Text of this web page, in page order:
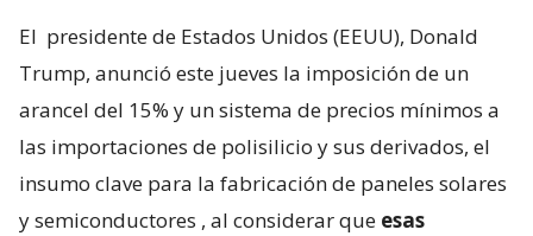
El presidente de Estados Unidos (EEUU), Donald
Trump, anunció este jueves la imposición de un
arancel del 15% y un sistema de precios mínimos a
las importaciones de polisilicio y sus derivados, el
insumo clave para la fabricación de paneles solares
y semiconductores , al considerar que esas